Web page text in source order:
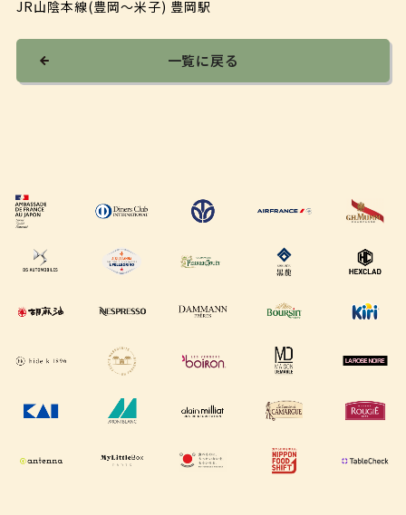
JR山陰本線(豊岡〜米子) 豊岡駅
一覧に戻る